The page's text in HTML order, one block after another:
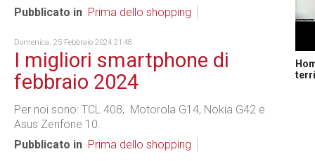
Pubblicato in Prima dello shopping
Domenica, 25 Febbraio 2024 21:48
I migliori smartphone di
febbraio 2024
Per noi sono: TCL 408, Motorola G14, Nokia G42 e
Asus Zenfone 10.
Pubblicato in Prima dello shopping